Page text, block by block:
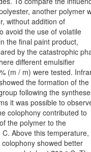
another polymer
without addition of
avoid the use of volatile
the final paint product,
by the catastrophic
different emulsifier
(m / m) were tested.
the formation of
following the
it was possible to
colophony contributed to
the polymer to the
Above this temperature,
showed better